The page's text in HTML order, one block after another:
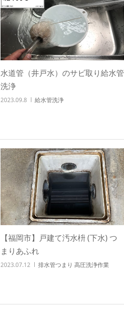
水道管（井戸水）のサビ取り給水管
洗浄
2023.09.8 給水管洗浄
【福岡市】戸建て汚水枡 (下水) つ
まりあふれ
2023.07.12 排水管つまり 高圧洗浄作業